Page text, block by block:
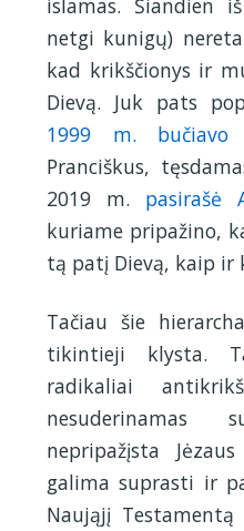
islamas. Šiandien
netgi kunigų)
kad krikščionys ir
Dievą. Juk pats
1999 m. bučiavo
Pranciškus,
2019 m. pasirašė
kuriame pripažino,
tą patį Dievą, kaip ir
Tačiau šie
tikintieji klysta.
radikaliai
nepripažįsta
galima suprasti ir
Naująjį